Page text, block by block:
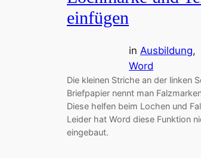
einfügen
in Ausbildung
Word
Die kleinen Striche an der linken
Briefpapier nennt man
Diese helfen beim Lochen und
Leider hat Word diese Funktion
eingebaut.